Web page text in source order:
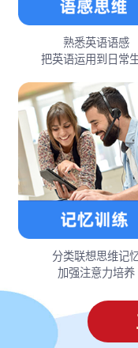
熟悉英语语感
把英语运用到日常
分类联想思维记
加强注意力培养